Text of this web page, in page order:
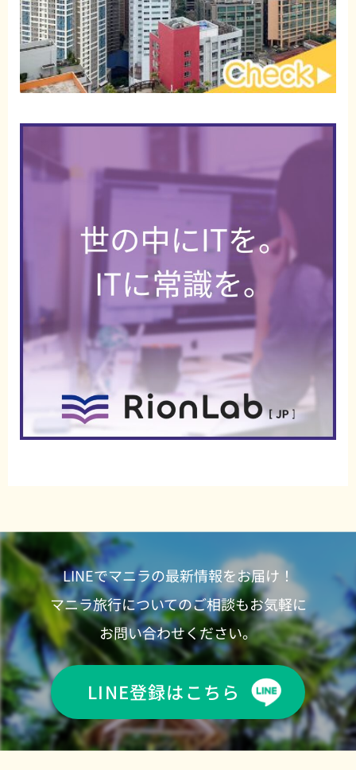
LINEでマニラの最新情報をお届け！
マニラ旅行についてのご相談もお気軽に
お問い合わせください。
LINE登録はこちら